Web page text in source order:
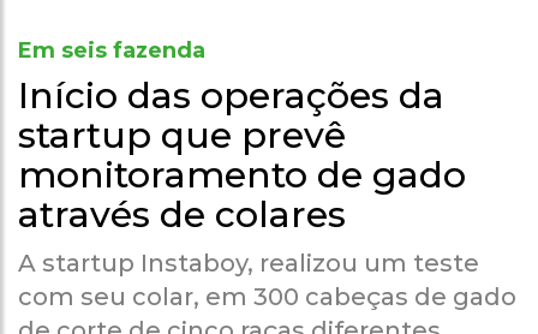
Em seis fazenda
Início das operações da
startup que prevê
monitoramento de gado
através de colares
A startup Instaboy, realizou um teste
com seu colar, em 300 cabeças de gado